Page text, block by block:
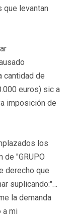
levantan
cantidad de
euros) sic a
imposición de
los
de "GRUPO
derecho que
suplicando:"…
la demanda
a mi